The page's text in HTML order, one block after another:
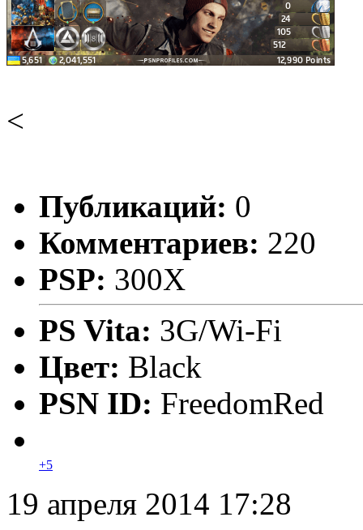
<
Публикаций: 0
Комментариев: 220
PSP: 300X
PS Vita: 3G/Wi-Fi
Цвет: Black
PSN ID: FreedomRed
+5
19 апреля 2014 17:28